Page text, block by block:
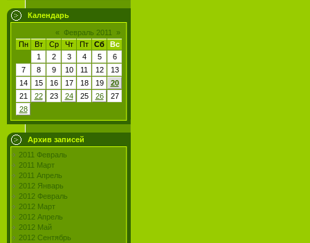
Календарь
« Февраль 2011
»
Пн
Вт Ср Чт Пт Сб
Вс
1
2 3 4 5
6
7
8 9 10 11 12
13
14
15 16 17 18 19
20
21
22 23 24 25 26
27
28
Архив записей
2011 Февраль
2011 Март
2011 Апрель
2012 Январь
2012 Февраль
2012 Март
2012 Апрель
2012 Май
2012 Сентябрь